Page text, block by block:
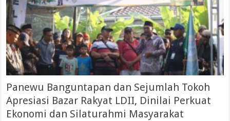
Panewu Banguntapan dan Sejumlah Tokoh
Apresiasi Bazar Rakyat LDII, Dinilai Perkuat
Ekonomi dan Silaturahmi Masyarakat